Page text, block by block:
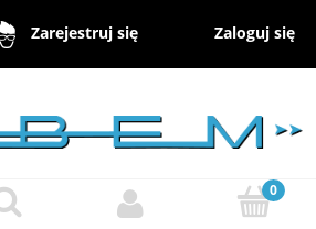
Zarejestruj się Zaloguj się